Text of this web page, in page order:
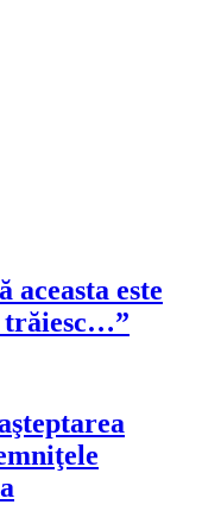
aceasta este
trăiesc…”